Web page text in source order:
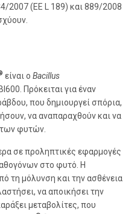
2007 (EE L 189) και 889/2008
είναι ο Bacillus
Πρόκειται για έναν
που δημιουργεί σπόρια,
να αναπαραχθούν και να
των φυτών.
σε προληπτικές εφαρμογές
στο φυτό. Η
τη μόλυνση και την ασθένεια
να αποικήσει την
μεταβολίτες, που